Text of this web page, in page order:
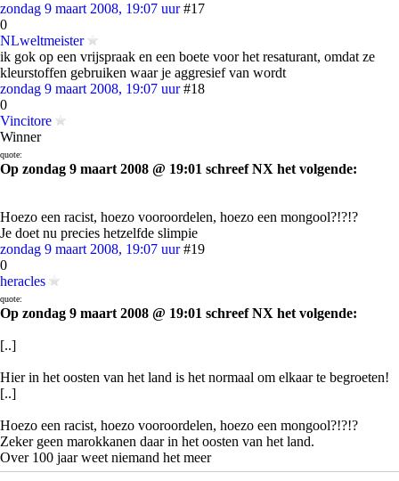
zondag 9 maart 2008, 19:07 uur #17
0
NLweltmeister
ik gok op een vrijspraak en een boete voor het resaturant, omdat ze
kleurstoffen gebruiken waar je aggresief van wordt
zondag 9 maart 2008, 19:07 uur #18
0
Vincitore
Winner
quote:
Op zondag 9 maart 2008 @ 19:01 schreef NX het volgende:
Hoezo een racist, hoezo vooroordelen, hoezo een mongool?!?!?
Je doet nu precies hetzelfde slimpie
zondag 9 maart 2008, 19:07 uur #19
0
heracles
quote:
Op zondag 9 maart 2008 @ 19:01 schreef NX het volgende:
[..]
Hier in het oosten van het land is het normaal om elkaar te begroeten!
[..]
Hoezo een racist, hoezo vooroordelen, hoezo een mongool?!?!?
Zeker geen marokkanen daar in het oosten van het land.
Over 100 jaar weet niemand het meer